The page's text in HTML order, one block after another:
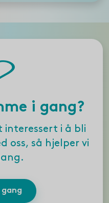
i gang?
interessert i å bli
oss, så hjelper vi
gang